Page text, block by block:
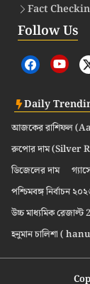
Fact
Follow Us
Daily
আজকের রাশিফল
রুপোর দাম (Silver
ডিজেলের দাম
পশ্চিমবঙ্গ নির্বাচন
উচ্চ মাধ্যমিক
হনুমান চালিশা (